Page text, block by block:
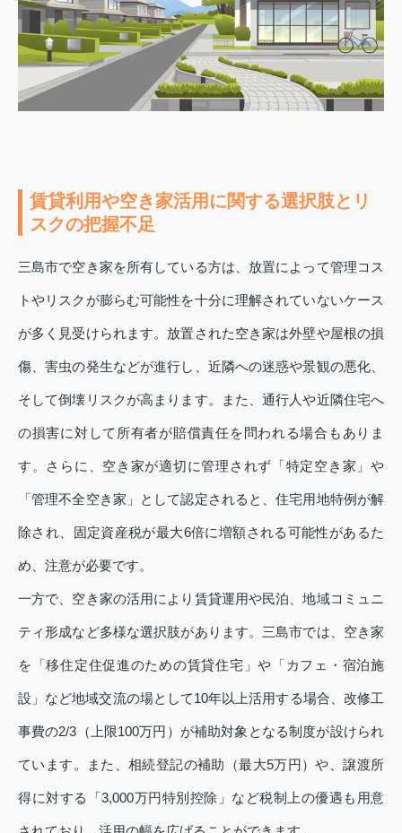
賃貸利用や空き家活用に関する選択肢とリ
スクの把握不足
三島市で空き家を所有している方は、放置によって管理コス
トやリスクが膨らむ可能性を十分に理解されていないケース
が多く見受けられます。放置された空き家は外壁や屋根の損
傷、害虫の発生などが進行し、近隣への迷惑や景観の悪化、
そして倒壊リスクが高まります。また、通行人や近隣住宅へ
の損害に対して所有者が賠償責任を問われる場合もありま
す。さらに、空き家が適切に管理されず「特定空き家」や
「管理不全空き家」として認定されると、住宅用地特例が解
除され、固定資産税が最大6倍に増額される可能性があるた
め、注意が必要です。
一方で、空き家の活用により賃貸運用や民泊、地域コミュニ
ティ形成など多様な選択肢があります。三島市では、空き家
を「移住定住促進のための賃貸住宅」や「カフェ・宿泊施
設」など地域交流の場として10年以上活用する場合、改修工
事費の2/3（上限100万円）が補助対象となる制度が設けられ
ています。また、相続登記の補助（最大5万円）や、譲渡所
得に対する「3,000万円特別控除」など税制上の優遇も用意